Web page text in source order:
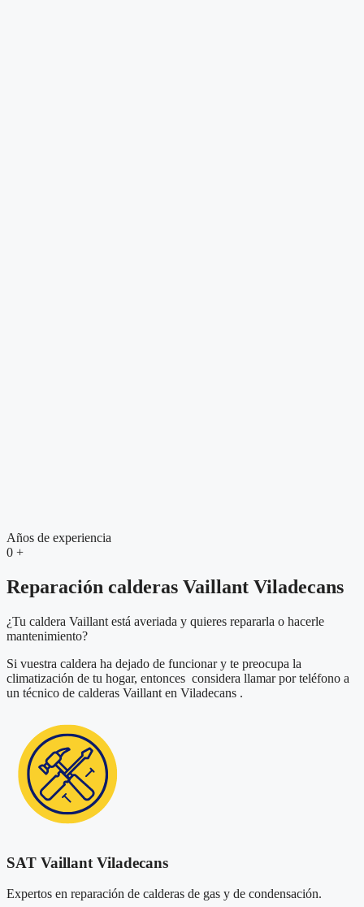
Años de experiencia
0 +
Reparación calderas Vaillant Viladecans
¿Tu caldera Vaillant está averiada y quieres repararla o hacerle
mantenimiento?
Si vuestra caldera ha dejado de funcionar y te preocupa la
climatización de tu hogar, entonces considera llamar por teléfono a
un técnico de calderas Vaillant en Viladecans .
SAT Vaillant Viladecans
Expertos en reparación de calderas de gas y de condensación.